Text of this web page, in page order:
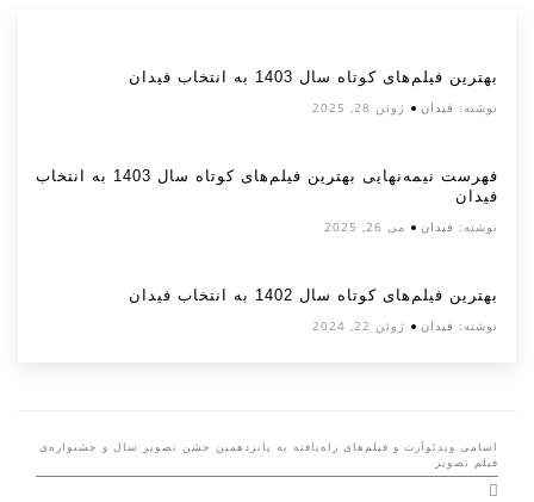
بهترین فیلم‌های کوتاه سال 1403 به انتخاب فیدان
نوشته: فیدان ژوئن 28, 2025
فهرست نیمه‌نهایی بهترین فیلم‌های کوتاه سال 1403 به انتخاب
فیدان
نوشته: فیدان می 26, 2025
بهترین فیلم‌های کوتاه سال 1402 به انتخاب فیدان
نوشته: فیدان ژوئن 22, 2024
اسامی ویدئوآرت و فیلم‌های راه‌یافته به پانزدهمین جشن تصویر سال و جشنواره‌ی
فیلم تصویر